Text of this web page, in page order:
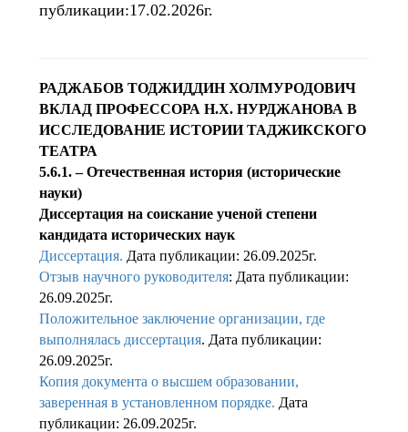
публикации:17.02.2026г.
РАДЖАБОВ ТОДЖИДДИН ХОЛМУРОДОВИЧ
ВКЛАД ПРОФЕССОРА Н.Х. НУРДЖАНОВА В
ИССЛЕДОВАНИЕ ИСТОРИИ ТАДЖИКСКОГО
ТЕАТРА
5.6.1. – Отечественная история (исторические
науки)
Диссертация на соискание ученой степени
кандидата исторических наук
Диссертация. Дата публикации: 26.09.2025г.
Отзыв научного руководителя: Дата публикации:
26.09.2025г.
Положительное заключение организации, где
выполнялась диссертация. Дата публикации:
26.09.2025г.
Копия документа о высшем образовании,
заверенная в установленном порядке. Дата
публикации: 26.09.2025г.